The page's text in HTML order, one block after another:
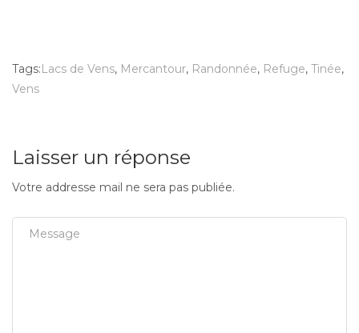
Tags: Lacs de Vens, Mercantour, Randonnée, Refuge, Tinée,
Vens
Laisser un réponse
Votre addresse mail ne sera pas publiée.